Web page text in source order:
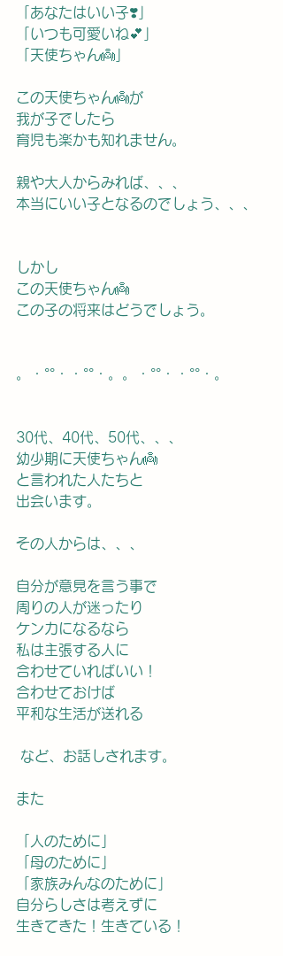
「あなたはいい子❣️」
「いつも可愛いね💕」
「天使ちゃん👼」
この天使ちゃん👼が
我が子でしたら
育児も楽かも知れません。
親や大人からみれば、、、
本当にいい子となるのでしょう、、、
しかし
この天使ちゃん👼
この子の将来はどうでしょう。
。・°°・・°°・。。・°°・・°°・。
30代、40代、50代、、、
幼少期に天使ちゃん👼
と言われた人たちと
出会います。
その人からは、、、
自分が意見を言う事で
周りの人が迷ったり
ケンカになるなら
私は主張する人に
合わせていればいい！
合わせておけば
平和な生活が送れる
など、お話しされます。
また
「人のために」
「母のために」
「家族みんなのために」
自分らしさは考えずに
生きてきた！生きている！